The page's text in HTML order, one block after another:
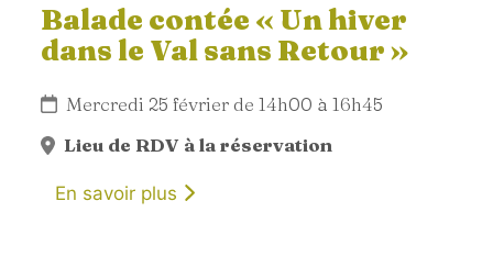
Balade contée « Un hiver
dans le Val sans Retour »
Mercredi 25 février de 14h00 à 16h45
Lieu de RDV à la réservation
En savoir plus